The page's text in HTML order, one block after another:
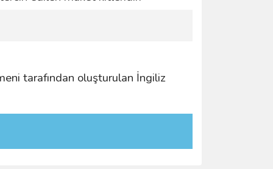
tarafından oluşturulan İngiliz